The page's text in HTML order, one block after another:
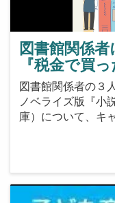
図書館関係
『税金で買
図書館関係者の３
ノベライズ版『
庫）について、キ